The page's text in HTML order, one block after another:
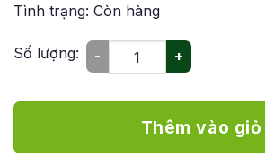
Tình trạng: Còn hàng
Số lượng: -
An Thần Vinh Gia - Hỗ trợ An Thần,
+
Thêm vào giỏ